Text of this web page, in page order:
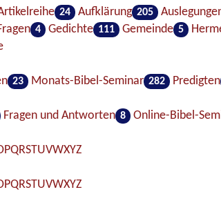
24 Aufklärung 205
4 Gedichte 111 Gemeinde 5
23 Monats-Bibel-Seminar 282 Predigten
Fragen und Antworten 8
Online-Bibel-
PQRSTUVWXYZ
PQRSTUVWXYZ